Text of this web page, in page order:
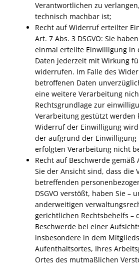
Verantwortlichen zu
technisch machbar ist;
Recht auf Widerruf erteilter
Art. 7 Abs. 3 DSGVO: Sie
einmal erteilte Einwilligung in
Daten jederzeit mit Wirkung
widerrufen. Im Falle des
betroffenen Daten
eine weitere Verarbeitung
Rechtsgrundlage zur
Verarbeitung gestützt werden
Widerruf der Einwilligung
der aufgrund der
erfolgten Verarbeitung nicht
Recht auf Beschwerde gemäß
Sie der Ansicht sind, dass die
betreffenden
DSGVO verstößt, haben Sie –
anderweitigen
gerichtlichen Rechtsbehelfs –
Beschwerde bei einer
insbesondere in dem
Aufenthaltsortes, Ihres
Ortes des mutmaßlichen